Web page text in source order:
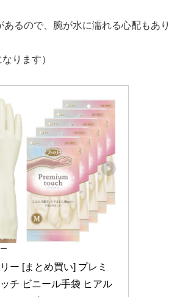
リー [まとめ買い] プレミ
ッチ ビニール手袋 ヒアル
サイズ パールホワイト×
チン 食器洗い 掃除 洗濯
手袋